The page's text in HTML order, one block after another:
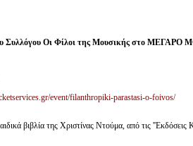
Συλλόγου Οι Φίλοι της Μουσικής στο
event/filanthropiki-parastasi-o-foivos/
βιβλία της Χριστίνας Ντούμα, από τις ''Εκδόσεις